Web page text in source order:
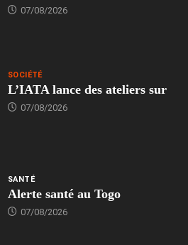
07/08/2026
SOCIÉTÉ
L’IATA lance des ateliers sur
07/08/2026
SANTÉ
Alerte santé au Togo
07/08/2026